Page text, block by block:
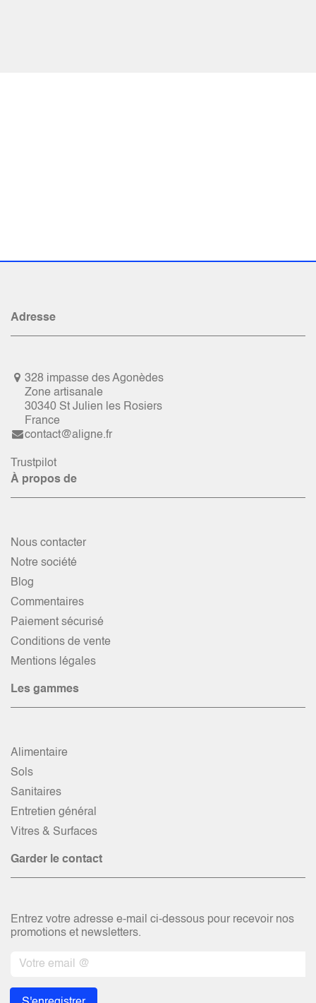
Adresse
328 impasse des Agonèdes
Zone artisanale
30340 St Julien les Rosiers
France
contact@aligne.fr
Trustpilot
À propos de
Nous contacter
Notre société
Blog
Commentaires
Paiement sécurisé
Conditions de vente
Mentions légales
Les gammes
Alimentaire
Sols
Sanitaires
Entretien général
Vitres & Surfaces
Garder le contact
Entrez votre adresse e-mail ci-dessous pour recevoir nos
promotions et newsletters.